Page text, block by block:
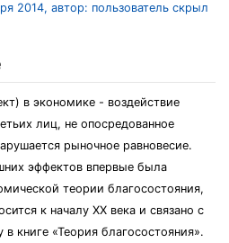
2014, автор: пользователь скрыл
в экономике - воздействие
лиц, не опосредованное
рыночное равновесие.
эффектов впервые была
теории благосостояния,
к началу XX века и связано с
книге «Теория благосостояния».